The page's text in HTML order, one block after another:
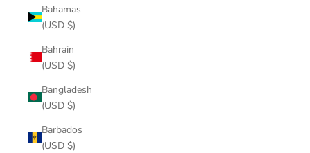
Bahamas
(USD $)
Bahrain
(USD $)
Bangladesh
(USD $)
Barbados
(USD $)